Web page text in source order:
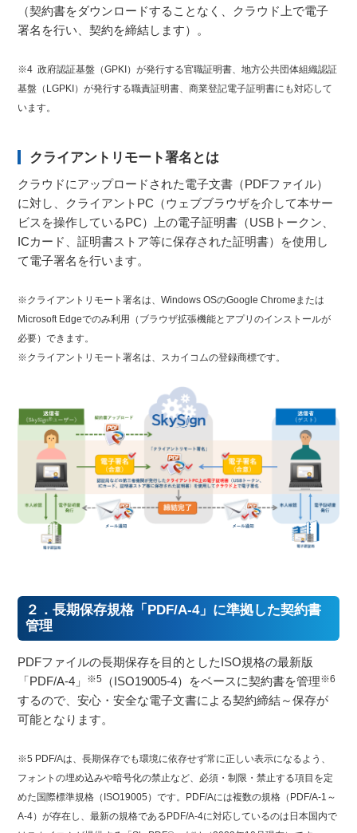
（契約書をダウンロードすることなく、クラウド上で電子
署名を行い、契約を締結します）。
※4 政府認証基盤（GPKI）が発行する官職証明書、地方公共団体組織認証
基盤（LGPKI）が発行する職責証明書、商業登記電子証明書にも対応して
います。
クライアントリモート署名とは
クラウドにアップロードされた電子文書（PDFファイル）
に対し、クライアントPC（ウェブブラウザを介して本サー
ビスを操作しているPC）上の電子証明書（USBトークン、
ICカード、証明書ストア等に保存された証明書）を使用し
て電子署名を行います。
※クライアントリモート署名は、Windows OSのGoogle Chromeまたは
Microsoft Edgeでのみ利用（ブラウザ拡張機能とアプリのインストールが
必要）できます。
※クライアントリモート署名は、スカイコムの登録商標です。
２．長期保存規格「PDF/A-4」に準拠した契約書
管理
PDFファイルの長期保存を目的としたISO規格の最新版
「PDF/A-4」
※5 （ISO19005-4）をベースに契約書を管理※6
するので、安心・安全な電子文書による契約締結～保存が
可能となります。
※5 PDF/Aは、長期保存でも環境に依存せず常に正しい表示になるよう、
フォントの埋め込みや暗号化の禁止など、必須・制限・禁止する項目を定
めた国際標準規格（ISO19005）です。PDF/Aには複数の規格（PDF/A-1～
A-4）が存在し、最新の規格であるPDF/A-4に対応しているのは日本国内で